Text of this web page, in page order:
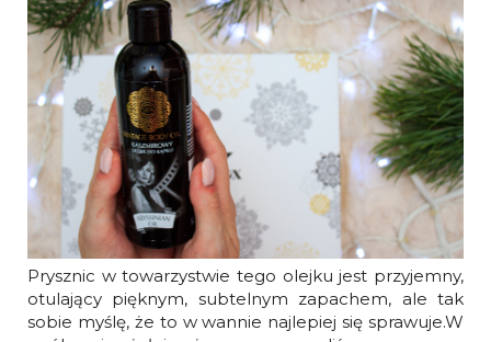
Prysznic w towarzystwie tego olejku jest przyjemny,
otulający pięknym, subtelnym zapachem, ale tak
sobie myślę, że to w wannie najlepiej się sprawuje.W